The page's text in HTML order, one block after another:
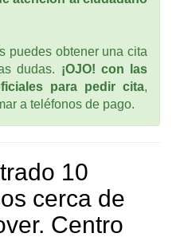
puedes obtener una cita
dudas. ¡OJO! con las
para pedir cita,
a teléfonos de pago.
10
cerca de
Centro